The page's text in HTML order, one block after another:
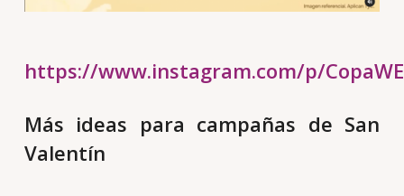
https://www.instagram.com/p/
Más ideas para campañas de San
Valentín